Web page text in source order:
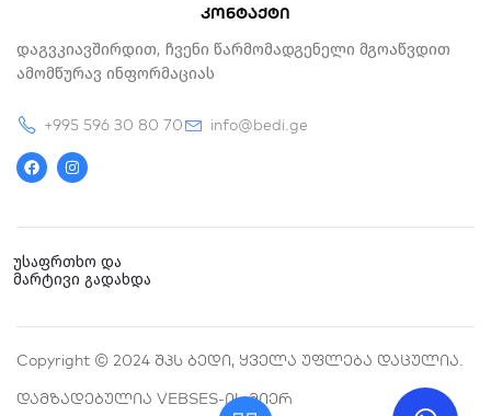
კონტაქტი
Დაგვკიავშირდით, Ჩვენი Წარმომადგენელი Მგოაწვდით
Ამომწურავ Ინფორმაციას
+995 596 30 80 70
info@bedi.ge
a
c
e
o
n
s
t
r
m
უსაფრთხო და
მარტივი გადახდა
Copyright © 2024 Შპს Ბედი, Ყველა Უფლება Დაცულია.
Დამზადებულია VEBSES-Ის Მიერ